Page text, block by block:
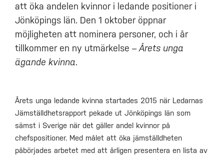
att öka andelen kvinnor i ledande positioner i
Jönköpings län. Den 1 oktober öppnar
möjligheten att nominera personer, och i år
tillkommer en ny utmärkelse – Årets unga
ägande kvinna.
Årets unga ledande kvinna startades 2015 när Ledarnas
Jämställdhetsrapport pekade ut Jönköpings län som
sämst i Sverige när det gäller andel kvinnor på
chefspositioner. Med målet att öka jämställdheten
påbörjades arbetet med att årligen presentera en lista av